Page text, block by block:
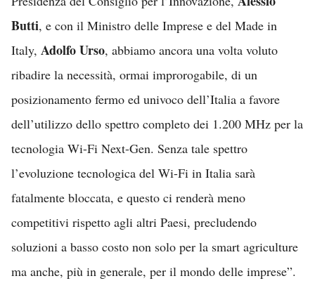
Butti, e con il Ministro delle Imprese e del Made in
Italy, Adolfo Urso, abbiamo ancora una volta voluto
ribadire la necessità, ormai improrogabile, di un
posizionamento fermo ed univoco dell’Italia a favore
dell’utilizzo dello spettro completo dei 1.200 MHz per la
tecnologia Wi-Fi Next-Gen. Senza tale spettro
l’evoluzione tecnologica del Wi-Fi in Italia sarà
fatalmente bloccata, e questo ci renderà meno
competitivi rispetto agli altri Paesi, precludendo
soluzioni a basso costo non solo per la smart agriculture
ma anche, più in generale, per il mondo delle imprese”.